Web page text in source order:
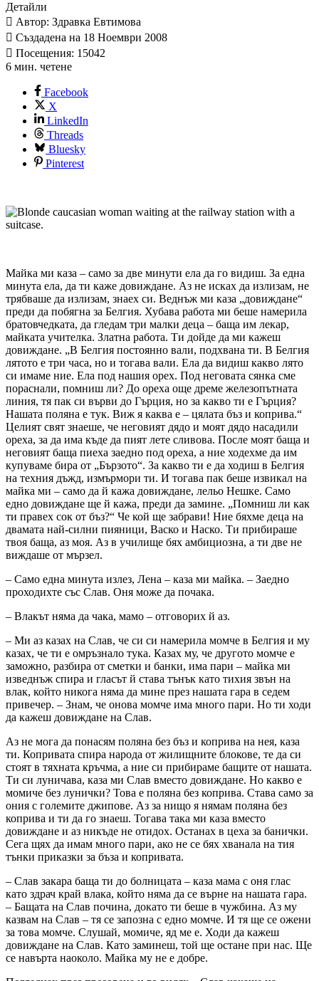
Детайли
Автор: Здравка Евтимова
Създадена на 18 Ноември 2008
Посещения: 15042
6 мин. четене
Facebook
X
LinkedIn
Threads
Bluesky
Pinterest
Майка ми каза – само за две минути ела да го видиш. За една
минута ела, да ти каже довиждане. Аз не исках да излизам, не
трябваше да излизам, знаех си. Веднъж ми каза „довиждане“
преди да побягна за Белгия. Хубава работа ми беше намерила
братовчедката, да гледам три малки деца – баща им лекар,
майката учителка. Златна работа. Ти дойде да ми кажеш
довиждане. „В Белгия постоянно вали, подхвана ти. В Белгия
лятото е три часа, но и тогава вали. Ела да видиш какво лято
си имаме ние. Ела под нашия орех. Под неговата сянка сме
пораснали, помниш ли? До ореха още дреме железопътната
линия, тя пак си върви до Гърция, но за какво ти е Гърция?
Нашата поляна е тук. Виж я каква е – цялата бъз и коприва.“
Целият свят знаеше, че неговият дядо и моят дядо насадили
ореха, за да има къде да пият лете сливова. После моят баща и
неговият баща пиеха заедно под ореха, а ние ходехме да им
купуваме бира от „Бързото“. За какво ти е да ходиш в Белгия
на техния дъжд, измърмори ти. И тогава пак беше извикал на
майка ми – само да й кажа довиждане, лельо Нешке. Само
едно довиждане ще й кажа, преди да замине. „Помниш ли как
ти правех сок от бъз?“ Че кой ще забрави! Ние бяхме деца на
двамата най-силни пияници, Васко и Наско. Ти прибираше
твоя баща, аз моя. Аз в училище бях амбициозна, а ти две не
виждаше от мързел.
– Само една минута излез, Лена – каза ми майка. – Заедно
проходихте със Слав. Оня може да почака.
– Влакът няма да чака, мамо – отговорих й аз.
– Ми аз казах на Слав, че си си намерила момче в Белгия и му
казах, че ти е омръзнало тука. Казах му, че другото момче е
заможно, разбира от сметки и банки, има пари – майка ми
изведнъж спира и гласът й става тънък като тихия звън на
влак, който никога няма да мине през нашата гара в седем
привечер. – Знам, че онова момче има много пари. Но ти ходи
да кажеш довиждане на Слав.
Аз не мога да понасям поляна без бъз и коприва на нея, каза
ти. Копривата спира народа от жилищните блокове, те да си
стоят в тяхната кръчма, а ние си прибираме бащите от нашата.
Ти си луничава, каза ми Слав вместо довиждане. Но какво е
момиче без лунички? Това е поляна без коприва. Става само за
ония с големите джипове. Аз за нищо я нямам поляна без
коприва и ти да го знаеш. Тогава така ми каза вместо
довиждане и аз никъде не отидох. Останах в цеха за банички.
Сега щях да имам много пари, ако не се бях хванала на тия
тънки приказки за бъза и копривата.
– Слав закара баща ти до болницата – каза мама с оня глас
като здрач край влака, който няма да се върне на нашата гара.
– Бащата на Слав почина, докато ти беше в чужбина. Аз му
казвам на Слав – тя се запозна с едно момче. И тя ще се ожени
за това момче. Слушай, момиче, яд ме е. Ходи да кажеш
довиждане на Слав. Като заминеш, той ще остане при нас. Ще
се навърта наоколо. Майка му не е добре.